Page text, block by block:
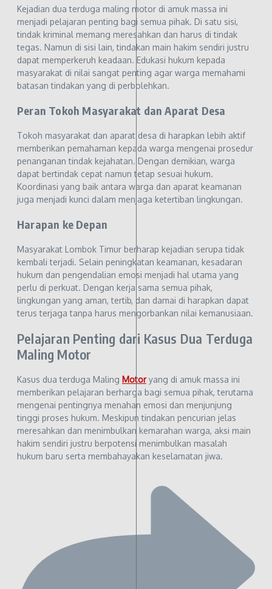
Kejadian dua terduga maling motor di amuk massa ini
menjadi pelajaran penting bagi semua pihak. Di satu sisi,
tindak kriminal memang meresahkan dan harus di tindak
tegas. Namun di sisi lain, tindakan main hakim sendiri justru
dapat memperkeruh keadaan. Edukasi hukum kepada
masyarakat di nilai sangat penting agar warga memahami
batasan tindakan yang di perbolehkan.
Peran Tokoh Masyarakat dan Aparat Desa
Tokoh masyarakat dan aparat desa di harapkan lebih aktif
memberikan pemahaman kepada warga mengenai prosedur
penanganan tindak kejahatan. Dengan demikian, warga
dapat bertindak cepat namun tetap sesuai hukum.
Koordinasi yang baik antara warga dan aparat keamanan
juga menjadi kunci dalam menjaga ketertiban lingkungan.
Harapan ke Depan
Masyarakat Lombok Timur berharap kejadian serupa tidak
kembali terjadi. Selain peningkatan keamanan, kesadaran
hukum dan pengendalian emosi menjadi hal utama yang
perlu di perkuat. Dengan kerja sama semua pihak,
lingkungan yang aman, tertib, dan damai di harapkan dapat
terus terjaga tanpa harus mengorbankan nilai kemanusiaan.
Pelajaran Penting dari Kasus Dua Terduga
Maling Motor
Kasus dua terduga Maling Motoryang di amuk massa ini
memberikan pelajaran berharga bagi semua pihak, terutama
mengenai pentingnya menahan emosi dan menjunjung
tinggi proses hukum. Meskipun tindakan pencurian jelas
meresahkan dan menimbulkan kemarahan warga, aksi main
hakim sendiri justru berpotensi menimbulkan masalah
hukum baru serta membahayakan keselamatan jiwa.